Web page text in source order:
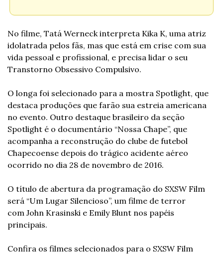
No filme, Tatá Werneck interpreta Kika K, uma atriz
idolatrada pelos fãs, mas que está em crise com sua
vida pessoal e profissional, e precisa lidar o seu
Transtorno Obsessivo Compulsivo.
O longa foi selecionado para a mostra Spotlight, que
destaca produções que farão sua estreia americana
no evento. Outro destaque brasileiro da seção
Spotlight é o documentário “Nossa Chape”, que
acompanha a reconstrução do clube de futebol
Chapecoense depois do trágico acidente aéreo
ocorrido no dia 28 de novembro de 2016.
O título de abertura da programação do SXSW Film
será “Um Lugar Silencioso”, um filme de terror
com John Krasinski e Emily Blunt nos papéis
principais.
Confira os filmes selecionados para o SXSW Film